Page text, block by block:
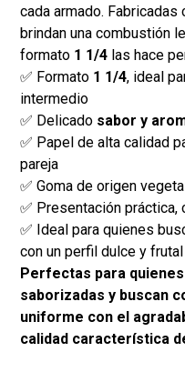
cada armado.
brindan una combustión
formato 1 1/4 las hace
✅ Formato 1 1/4, ideal
intermedio
✅ Delicado sabor y
✅ Papel de alta calidad
pareja
✅ Goma de origen
✅ Presentación
✅ Ideal para quienes
con un perfil dulce y frutal
Perfectas para
saborizadas y buscan
uniforme con el
calidad característica